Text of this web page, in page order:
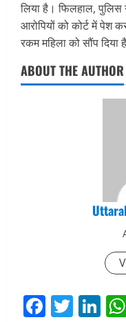
लिया है। फिलहाल, पुलिस
आरोपियों को कोर्ट में पेश
रकम महिला को सौंप दिया
ABOUT THE AUTHOR